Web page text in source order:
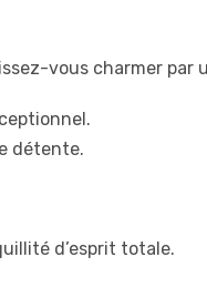
vous charmer par
détente.
d’esprit totale.